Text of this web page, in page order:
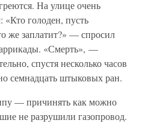
На улице очень
«Кто голоден, пусть
же заплатит?» — спросил
«Смерть», —
спустя несколько часов
семнадцать штыковых ран.
— причинять как можно
не разрушили газопровод.